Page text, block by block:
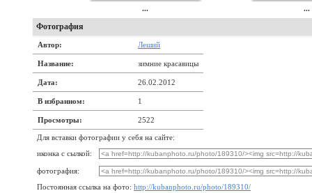
... ...
Фотография
Автор: Леший
Название: зимние красавицы
Дата: 26.02.2012
В избранном: 1
Просмотры: 2522
Для вставки фотографии у себя на сайте:
иконка с сылкой:
фотография:
Постоянная ссылка на фото: http://kubanphoto.ru/photo/189310/